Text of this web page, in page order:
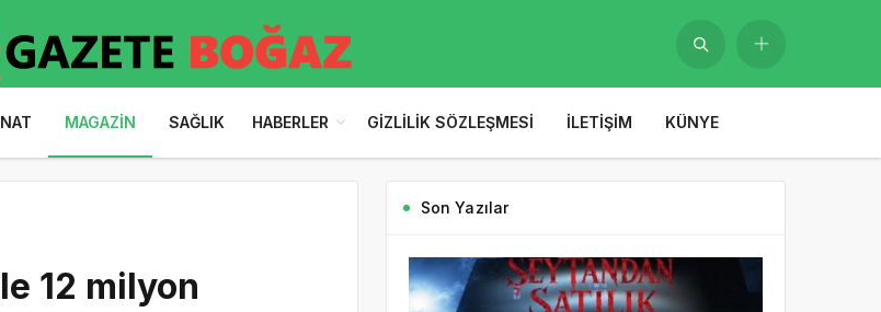
MAGAZIN SAĞLIK HABERLER GIZLILIK SÖZLEŞMESI İLETIŞIM KÜNYE
12 milyon
Son Yazılar